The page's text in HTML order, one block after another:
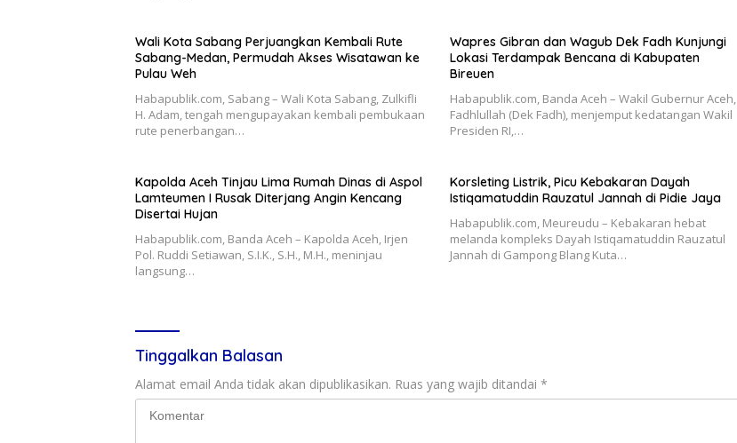
Wali Kota Sabang Perjuangkan Kembali Rute
Sabang-Medan, Permudah Akses Wisatawan ke
Pulau Weh
Habapublik.com, Sabang – Wali Kota Sabang, Zulkifli
H. Adam, tengah mengupayakan kembali pembukaan
rute penerbangan…
Wapres Gibran dan Wagub Dek Fadh Kunjungi
Lokasi Terdampak Bencana di Kabupaten
Bireuen
Habapublik.com, Banda Aceh – Wakil Gubernur Aceh,
Fadhlullah (Dek Fadh), menjemput kedatangan Wakil
Presiden RI,…
Kapolda Aceh Tinjau Lima Rumah Dinas di Aspol
Lamteumen I Rusak Diterjang Angin Kencang
Disertai Hujan
Habapublik.com, Banda Aceh – Kapolda Aceh, Irjen
Pol. Ruddi Setiawan, S.I.K., S.H., M.H., meninjau
langsung…
Korsleting Listrik, Picu Kebakaran Dayah
Istiqamatuddin Rauzatul Jannah di Pidie Jaya
Habapublik.com, Meureudu – Kebakaran hebat
melanda kompleks Dayah Istiqamatuddin Rauzatul
Jannah di Gampong Blang Kuta…
Tinggalkan Balasan
Alamat email Anda tidak akan dipublikasikan. Ruas yang wajib ditandai *